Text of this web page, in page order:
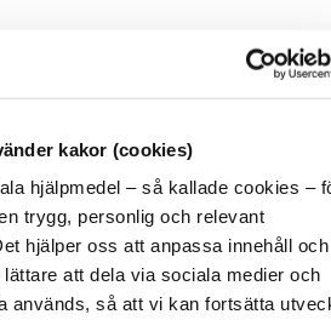
kakor (cookies)
hjälpmedel – så kallade cookies –
trygg, personlig och relevant
hjälper oss att anpassa innehåll och
att dela via sociala medier och
används, så att vi kan fortsätta
som är värdefulla stöd i
beställa kalendern för 2020!
11:00
, anmäl dig i formuläret nedan